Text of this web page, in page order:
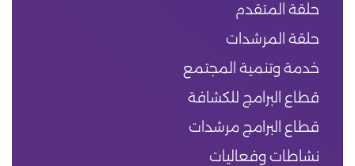
حلقة المتقدم
حلقة المرشدات
خدمة وتنمية المجتمع
قطاع البرامج للكشافة
قطاع البرامج مرشدات
نشاطات وفعاليات